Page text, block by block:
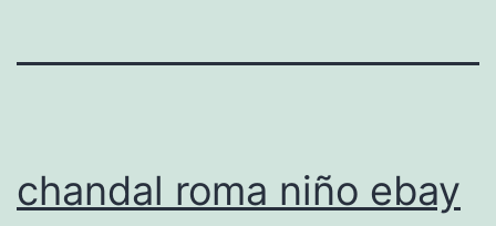
chandal roma niño ebay